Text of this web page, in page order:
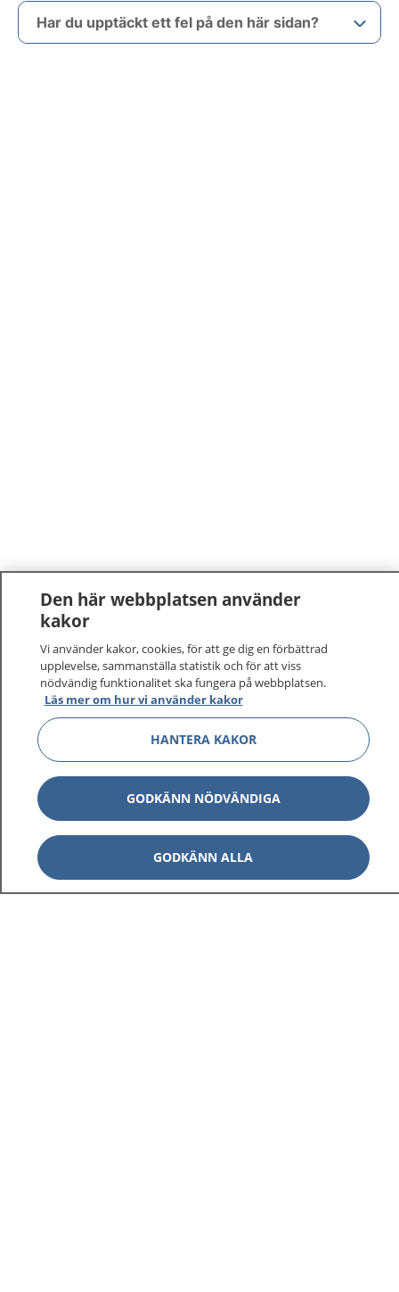
Har du upptäckt ett fel på den här sidan?
Den här webbplatsen använder
kakor
Vi använder kakor, cookies, för att ge dig en förbättrad
upplevelse, sammanställa statistik och för att viss
nödvändig funktionalitet ska fungera på webbplatsen.
Läs mer om hur vi använder kakor
HANTERA KAKOR
GODKÄNN NÖDVÄNDIGA
GODKÄNN ALLA